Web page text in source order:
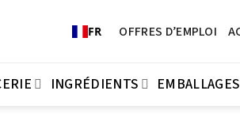
FR OFFRES D’EMPLOI
INGRÉDIENTS EMBALLAGES